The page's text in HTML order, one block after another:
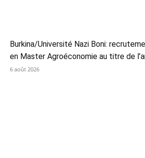
Burkina/Université Nazi Boni:
en Master Agroéconomie au titre de
6 août 2026